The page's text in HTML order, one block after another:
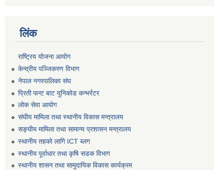
लिंक
राष्ट्रिय योजना आयोग
केन्द्रीय पञ्जिकरण विभाग
नेपाल नगरपालिका संघ
प्रिती फन्ट बाट युनिकोड कन्भर्रटर
लोक सेवा आयोग
संघीय मामिला तथा स्थानीय विकास मन्त्रालय
सङ्घीय मामिला तथा सामान्य प्रशासन मन्त्रालय
स्थानीय तहको लागि ICT ब्लग
स्थानीय पूर्वाधार तथा कृषि सडक विभाग
स्थानीय शासन तथा सामुदायिक विकास कार्यक्रम